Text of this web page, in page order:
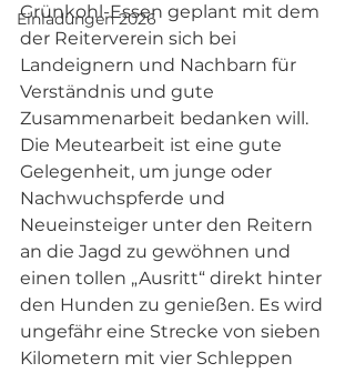
Einladungen 2026
Grünkohl-Essen geplant mit dem
der Reiterverein sich bei
Landeignern und Nachbarn für
Verständnis und gute
Zusammenarbeit bedanken will.
Die Meutearbeit ist eine gute
Gelegenheit, um junge oder
Nachwuchspferde und
Neueinsteiger unter den Reitern
an die Jagd zu gewöhnen und
einen tollen „Ausritt“ direkt hinter
den Hunden zu genießen. Es wird
ungefähr eine Strecke von sieben
Kilometern mit vier Schleppen